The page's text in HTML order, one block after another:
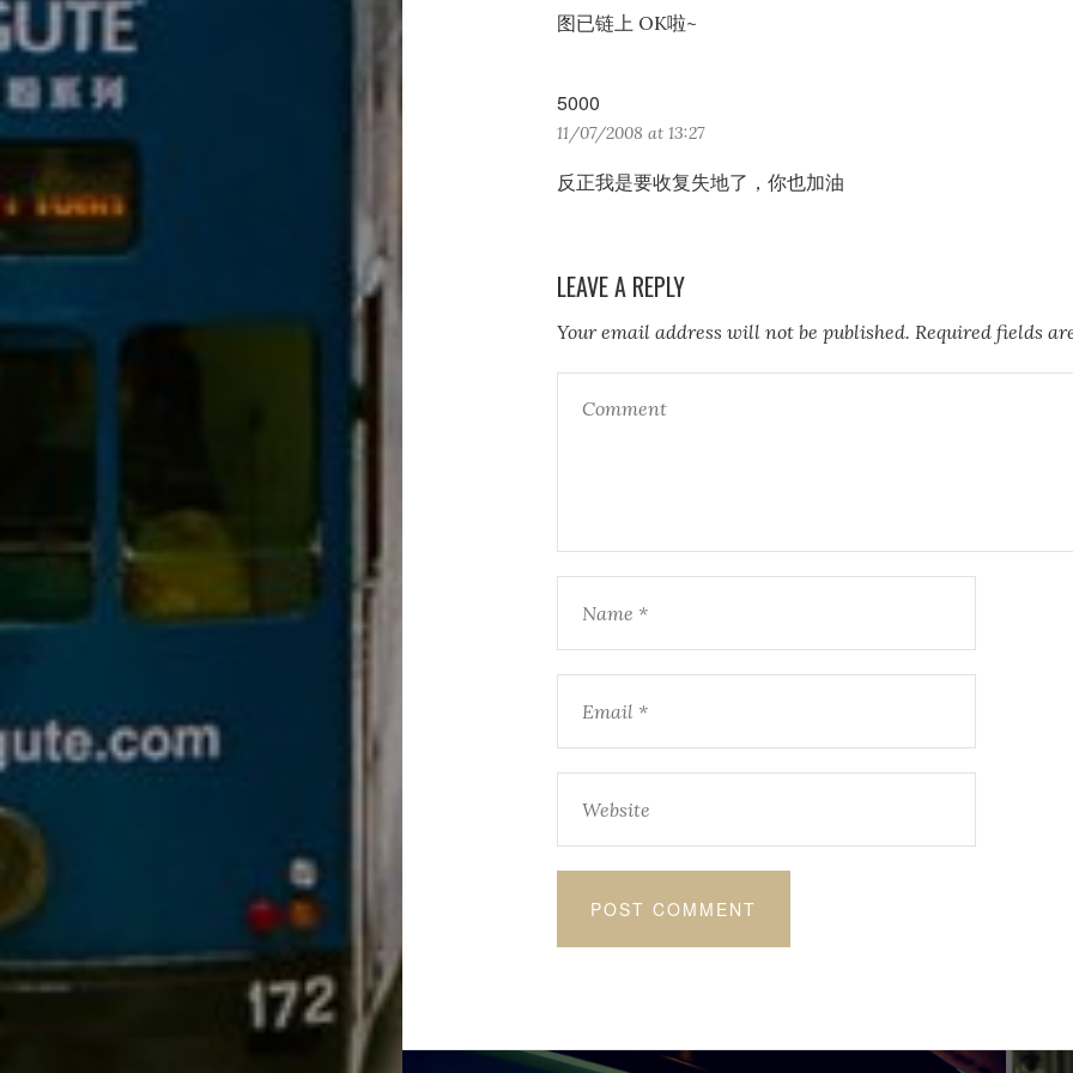
s
图已链上 OK啦~
5000
a
s
11/07/2008 at 13:27
反正我是要收复失地了，你也加油
LEAVE A REPLY
Your email address will not be published. Required fields